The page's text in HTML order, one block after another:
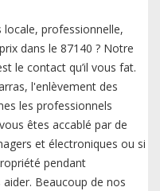
professionnelle,
dans le 87140 ? Notre
le contact qu’il vous fat.
l'enlèvement des
les professionnels
êtes accablé par de
et électroniques ou si
pendant
Beaucoup de nos